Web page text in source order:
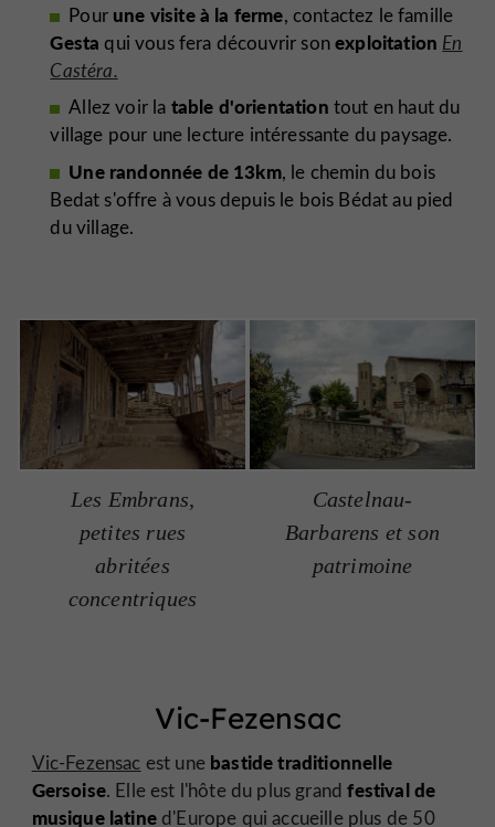
Pour une visite à la ferme, contactez le famille
Gesta qui vous fera découvrir sonexploitation En
Castéra.
Allez voir la table d'orientation tout en haut du
village pour une lecture intéressante du paysage.
Une randonnée de 13km, le chemin du bois
Bedat s'offre à vous depuis le bois Bédat au pied
du village.
Les Embrans,
petites rues
abritées
concentriques
Castelnau-
Barbarens et son
patrimoine
Vic-Fezensac
Vic-Fezensac est une bastide traditionnelle
Gersoise. Elle est l'hôte du plus grandfestival de
musique latine d'Europe qui accueille plus de 50